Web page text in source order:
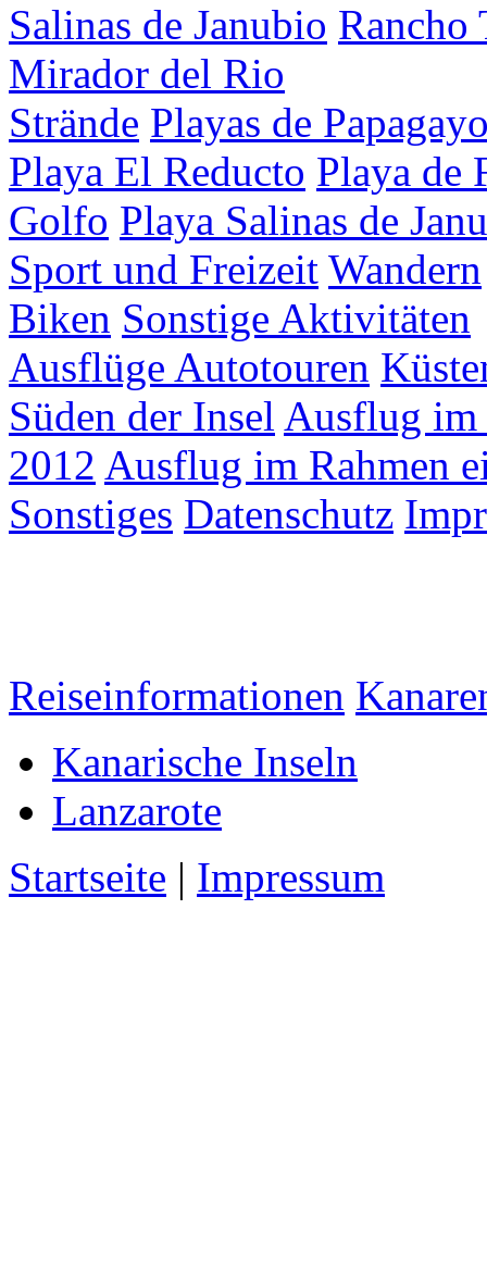
Salinas de Janubio Rancho
Mirador del Rio
Strände Playas de
Playa El Reducto Playa de
Golfo Playa Salinas de
Sport und Freizeit Wandern
Biken Sonstige Aktivitäten
Ausflüge Autotouren
Süden der Insel Ausflug im
2012 Ausflug im Rahmen
Sonstiges Datenschutz
Reiseinformationen
Kanarische Inseln
Lanzarote
Startseite | Impressum